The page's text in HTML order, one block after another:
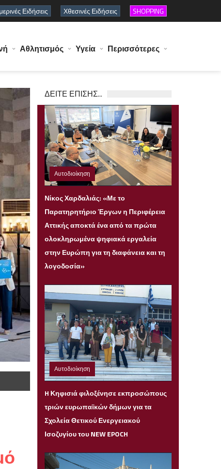
Ειδήσεις Χθεσινές Ειδήσεις SHOPPING
Αθλητισμός Υγεία Περισσότερες
ΔΕΙΤΕ ΕΠΙΣΗΣ...
Αυτοδιοίκηση
Πέμπτη 06 Αυγούστου 2026 22:23
Νίκος Χαρδαλιάς: «Με το
Παρατηρητήριο Έργων η Περιφέρεια
Αττικής αποκτά ένα από τα πρώτα
ολοκληρωμένα ψηφιακά εργαλεία
στην Ευρώπη για τη διαφάνεια και τη
λογοδοσία»
Αυτοδιοίκηση
Παρασκευή 31 Ιουλίου 2026 22:08
H Κηφισιά φιλοξένησε εκπροσώπους
τριών ευρωπαϊκών δήμων για τα
Σχολεία Θετικού Ενεργειακού
Ισοζυγίου του NEW EPOCH